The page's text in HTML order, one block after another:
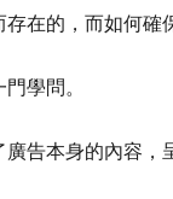
在的，而如何確
學問。
告本身的內容，